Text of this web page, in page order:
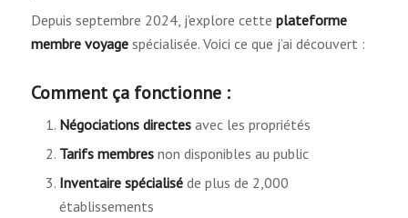
Depuis septembre 2024, j’explore cette plateforme
membre voyagespécialisée. Voici ce que j’ai découvert :
Comment ça fonctionne :
Négociations directesavec les propriétés
Tarifs membresnon disponibles au public
Inventaire spécialiséde plus de 2,000
établissements